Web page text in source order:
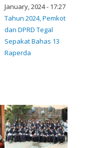
January, 2024 - 17:27
Tahun 2024, Pemkot
dan DPRD Tegal
Sepakat Bahas 13
Raperda